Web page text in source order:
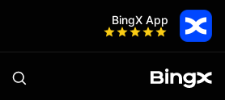
BingX App